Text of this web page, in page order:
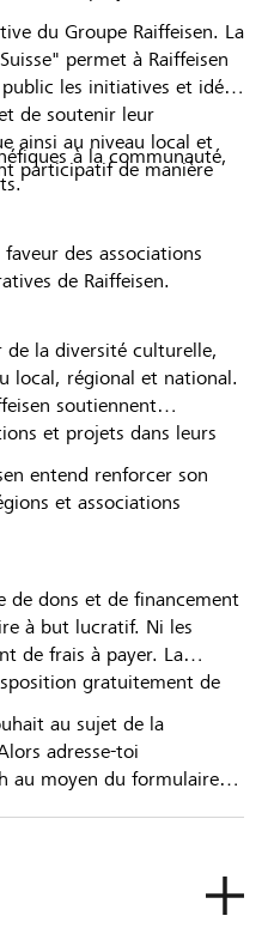
du Groupe Raiffeisen. La
permet à Raiffeisen
les initiatives et idées
de soutenir leur
ainsi au niveau local et
participatif de manière
à la communauté,
des associations
de Raiffeisen.
de la diversité culturelle,
local, régional et national.
soutiennent
et projets dans leurs
entend renforcer son
et associations
de dons et de financement
à but lucratif. Ni les
de frais à payer. La
gratuitement de
au sujet de la
adresse-toi
au moyen du formulaire